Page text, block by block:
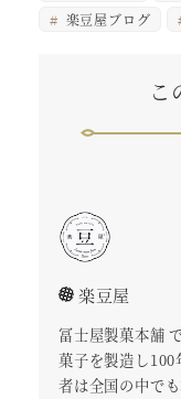
楽豆屋ブログ
こ
楽豆屋
冨士屋製菓本舗
菓子を製造し
者は全国の中で